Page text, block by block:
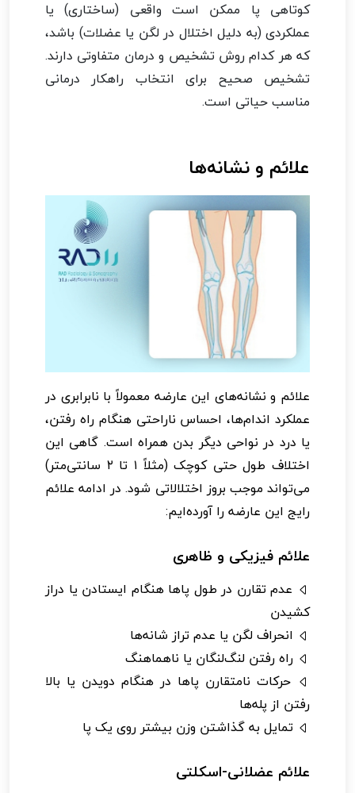
کوتاهی پا ممکن است واقعی (ساختاری) یا
عملکردی (به دلیل اختلال در لگن یا عضلات) باشد،
که هر کدام روش تشخیص و درمان متفاوتی دارند.
تشخیص صحیح برای انتخاب راهکار درمانی
مناسب حیاتی است.
علائم و نشانه‌ها
علائم و نشانه‌های این عارضه معمولاً با نابرابری در
عملکرد اندام‌ها، احساس ناراحتی هنگام راه رفتن،
یا درد در نواحی دیگر بدن همراه است. گاهی این
اختلاف طول حتی کوچک (مثلاً ۱ تا ۲ سانتی‌متر)
می‌تواند موجب بروز اختلالاتی شود. در ادامه علائم
رایج این عارضه را آورده‌ایم:
علائم فیزیکی و ظاهری
عدم تقارن در طول پاها هنگام ایستادن یا دراز
کشیدن
انحراف لگن یا عدم تراز شانه‌ها
راه رفتن لنگ‌لنگان یا ناهماهنگ
حرکات نامتقارن پاها در هنگام دویدن یا بالا
رفتن از پله‌ها
تمایل به گذاشتن وزن بیشتر روی یک پا
علائم عضلانی-اسکلتی